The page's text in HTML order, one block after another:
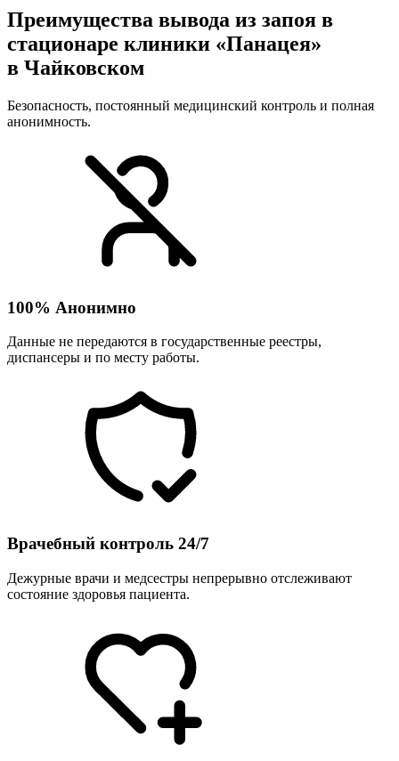
Преимущества вывода из запоя в
стационаре клиники «Панацея»
в Чайковском
Безопасность, постоянный медицинский контроль и полная
анонимность.
100% Анонимно
Данные не передаются в государственные реестры,
диспансеры и по месту работы.
Врачебный контроль 24/7
Дежурные врачи и медсестры непрерывно отслеживают
состояние здоровья пациента.